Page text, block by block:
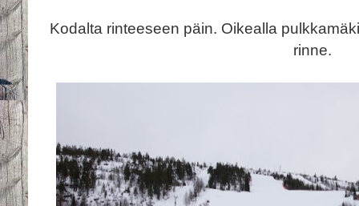
Kodalta rinteeseen päin. Oikealla
rinne.